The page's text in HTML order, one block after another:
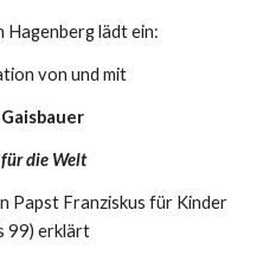
Hagenberg lädt ein:
von und mit
die Welt
Papst Franziskus für Kinder
99) erklärt